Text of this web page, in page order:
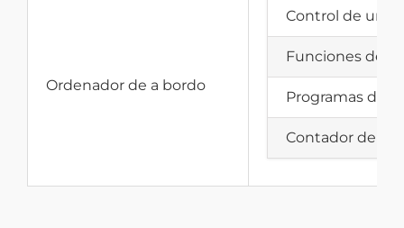
Ordenador de a bordo
Control de
Funciones de
Programas de
Contador de